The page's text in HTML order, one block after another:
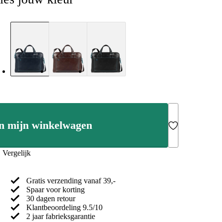
mijn winkelwagen Add to Wishlist
Vergelijk
Gratis verzending vanaf 39,-
Spaar voor korting
30 dagen retour
Klantbeoordeling 9.5/10
2 jaar fabrieksgarantie